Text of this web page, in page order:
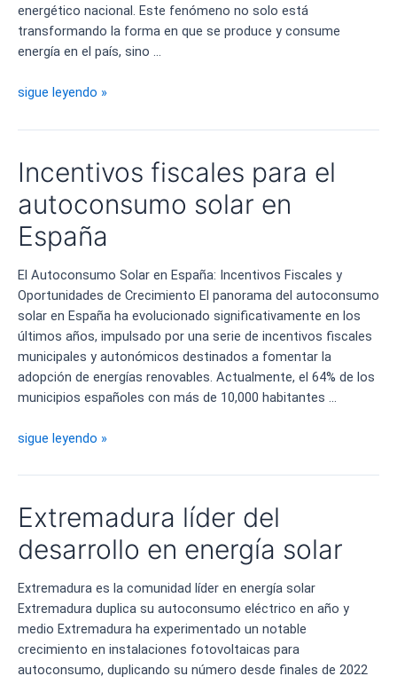
energético nacional. Este fenómeno no solo está
transformando la forma en que se produce y consume
energía en el país, sino …
Fotovoltaicas
tierras
cultivo
sigue leyendo »
Incentivos fiscales para el
autoconsumo solar en
España
El Autoconsumo Solar en España: Incentivos Fiscales y
Oportunidades de Crecimiento El panorama del autoconsumo
solar en España ha evolucionado significativamente en los
últimos años, impulsado por una serie de incentivos fiscales
municipales y autonómicos destinados a fomentar la
adopción de energías renovables. Actualmente, el 64% de los
municipios españoles con más de 10,000 habitantes …
Incentivos
para
autoconsumo
solar
en
España
sigue leyendo »
Extremadura líder del
desarrollo en energía solar
Extremadura es la comunidad líder en energía solar
Extremadura duplica su autoconsumo eléctrico en año y
medio Extremadura ha experimentado un notable
crecimiento en instalaciones fotovoltaicas para
autoconsumo, duplicando su número desde finales de 2022